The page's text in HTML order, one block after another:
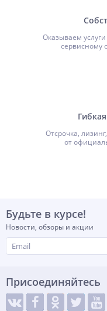
Оказываем
сервисному
Отсрочка,
от
Будьте в курсе!
Новости, обзоры и акции
Присоединяйтесь